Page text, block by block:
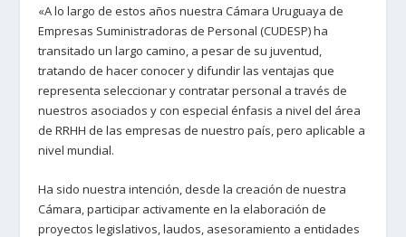
«A lo largo de estos años nuestra Cámara Uruguaya de
Empresas Suministradoras de Personal (CUDESP) ha
transitado un largo camino, a pesar de su juventud,
tratando de hacer conocer y difundir las ventajas que
representa seleccionar y contratar personal a través de
nuestros asociados y con especial énfasis a nivel del área
de RRHH de las empresas de nuestro país, pero aplicable a
nivel mundial.
Ha sido nuestra intención, desde la creación de nuestra
Cámara, participar activamente en la elaboración de
proyectos legislativos, laudos, asesoramiento a entidades